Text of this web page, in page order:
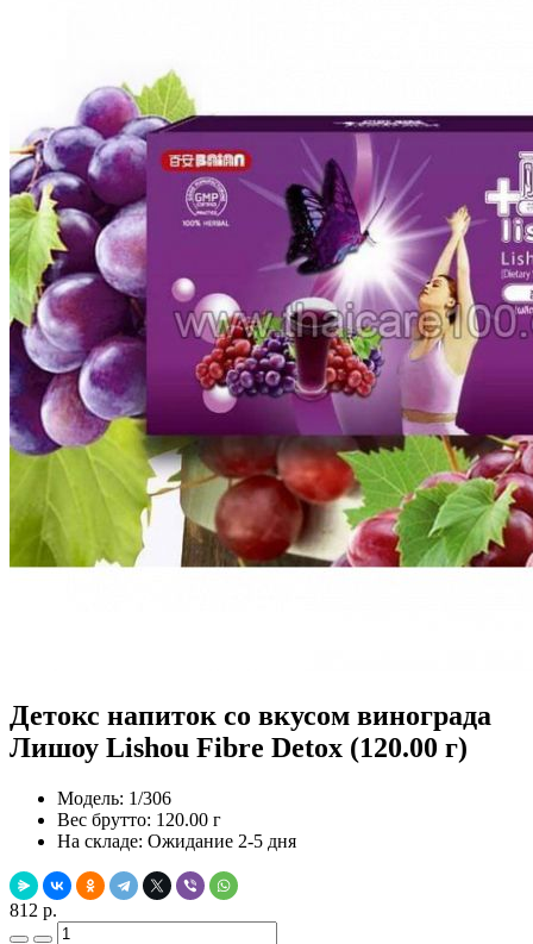
Детокс напиток со вкусом винограда
Лишоу Lishou Fibre Detox (120.00 г)
Модель: 1/306
Вес брутто: 120.00 г
На складе: Ожидание 2-5 дня
812 р.